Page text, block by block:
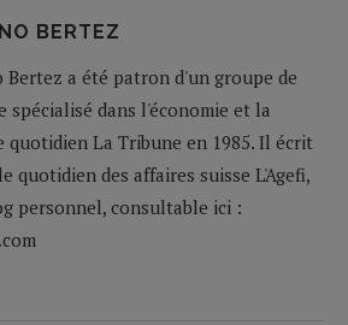
BERTEZ
Bertez a été patron d'un groupe de
spécialisé dans l'économie et la
quotidien La Tribune en 1985. Il écrit
quotidien des affaires suisse L'Agefi,
personnel, consultable ici :